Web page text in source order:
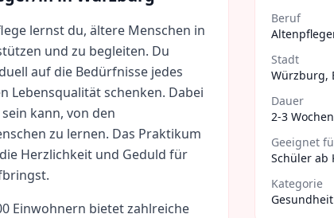
lernst du, ältere Menschen in
und zu begleiten. Du
auf die Bedürfnisse jedes
Lebensqualität schenken. Dabei
kann, von den
zu lernen. Das Praktikum
Herzlichkeit und Geduld für
Einwohnern bietet zahlreiche
Beruf
Stadt
Würzburg,
Dauer
2-3 Wochen
Geeignet
Schüler ab
Kategorie